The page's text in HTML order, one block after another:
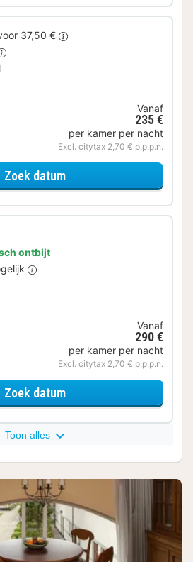
37,50 €
Vanaf
235 €
per kamer per nacht
Excl. citytax 2,70 € p.p.p.n.
Zoek datumvoor Deluxe Kamer
ontbijt
Vanaf
290 €
per kamer per nacht
Excl. citytax 2,70 € p.p.p.n.
Zoek datumvoor Deluxe Kamer
Toon alles